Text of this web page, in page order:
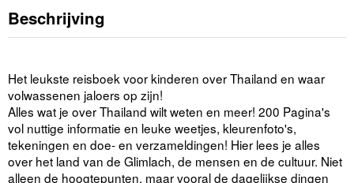
Beschrijving
Het leukste reisboek voor kinderen over Thailand en waar
volwassenen jaloers op zijn!
Alles wat je over Thailand wilt weten en meer! 200 Pagina's
vol nuttige informatie en leuke weetjes, kleurenfoto's,
tekeningen en doe- en verzameldingen! Hier lees je alles
over het land van de Glimlach, de mensen en de cultuur. Niet
alleen de hoogtepunten, maar vooral de dagelijkse dingen